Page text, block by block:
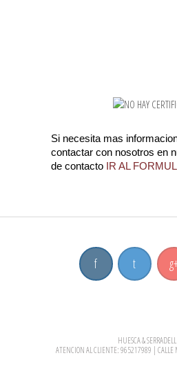
Si necesita mas
contactar con nosotros en
de contacto IR AL
f t g
HUESCA &
ATENCION AL CLIENTE: 965217989 | CALLE